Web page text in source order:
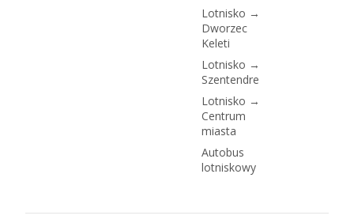
Lotnisko →
Dworzec
Keleti
Lotnisko →
Szentendre
Lotnisko →
Centrum
miasta
Autobus
lotniskowy